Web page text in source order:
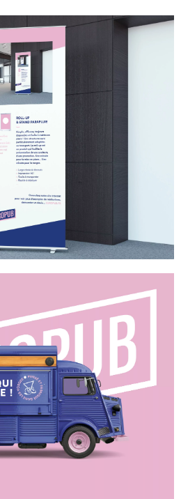
EXTÉRIEURES
& KAKEMONO